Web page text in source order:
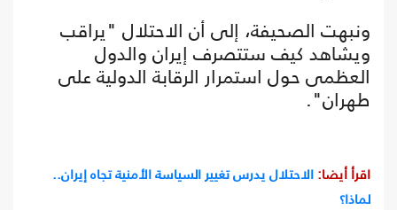
ونبهت الصحيفة، إلى أن الاحتلال "يراقب
ويشاهد كيف ستتصرف إيران والدول
العظمى حول استمرار الرقابة الدولية على
طهران".
اقرأ أيضا: الاحتلال يدرس تغيير السياسة الأمنية تجاه إيران..
لماذا؟